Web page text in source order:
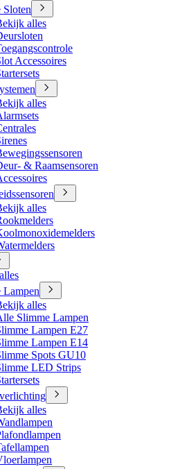
Sloten
alles
Accessoires
alles
& Raamsensoren
alles
Lampen
alles
Slimme Lampen
Lampen E27
Lampen E14
Spots GU10
LED Strips
alles